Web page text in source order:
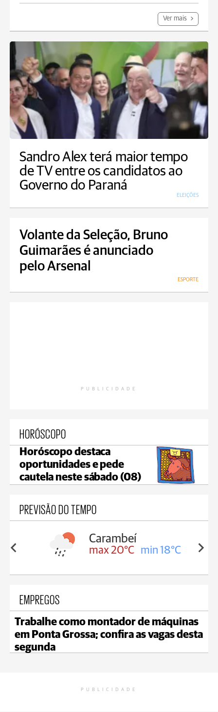
Ver mais
Sandro Alex terá maior tempo
de TV entre os candidatos ao
Governo do Paraná
ELEIÇÕES
Volante da Seleção, Bruno
Guimarães é anunciado
pelo Arsenal
ESPORTE
PUBLICIDADE
HORÓSCOPO
Horóscopo destaca
oportunidades e pede
cautela neste sábado (08)
PREVISÃO DO TEMPO
18°C
Carambeí
max 20°C min 18°C
EMPREGOS
Trabalhe como montador de máquinas
em Ponta Grossa; confira as vagas desta
segunda
PUBLICIDADE